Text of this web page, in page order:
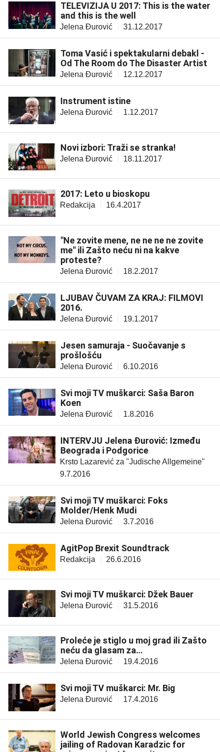
TELEVIZIJA U 2017: This is the water
and this is the well
Jelena Đurović 31.12.2017
Toma Vasić i spektakularni debakl -
Od The Room do The Disaster Artist
Jelena Đurović 12.12.2017
Instrument istine
Jelena Đurović 1.12.2017
Novi izbori: Traži se stranka!
Jelena Đurović 18.11.2017
2017: Leto u bioskopu
Redakcija 16.4.2017
"Ne zovite mene, ne ne ne ne zovite
me" ili Zašto neću ni na kakve
proteste?
Jelena Đurović 18.2.2017
LJUBAV ČUVAM ZA KRAJ: FILMOVI
2016.
Jelena Đurović 19.1.2017
Jesen samuraja - Suočavanje s
prošlošću
Jelena Đurović 6.10.2016
Svi moji TV muškarci: Saša Baron
Koen
Jelena Đurović 1.8.2016
INTERVJU Jelena Đurović: Između
Beograda i Podgorice
Krsto Lazarević za "Judische Allgemeine"
9.7.2016
Svi moji TV muškarci: Foks
Molder/Henk Mudi
Jelena Đurović 3.7.2016
AgitPop Brexit Soundtrack
Redakcija 26.6.2016
Svi moji TV muškarci: Džek Bauer
Jelena Đurović 31.5.2016
Proleće je stiglo u moj grad ili Zašto
neću da glasam za…
Jelena Đurović 19.4.2016
Svi moji TV muškarci: Mr. Big
Jelena Đurović 17.4.2016
World Jewish Congress welcomes
jailing of Radovan Karadzic for